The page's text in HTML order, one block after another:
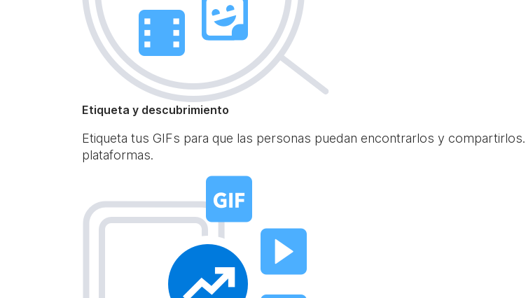
Etiqueta y descubrimiento
Etiqueta tus GIFs para que las personas puedan encontrarlos y
plataformas.